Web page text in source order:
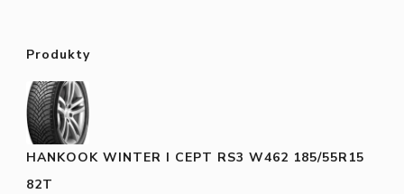
Produkty
HANKOOK WINTER I CEPT RS3 W462 185/55R15
82T